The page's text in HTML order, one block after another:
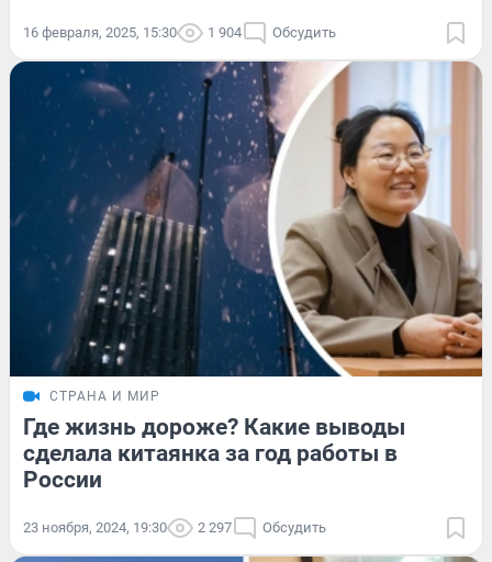
16 февраля, 2025, 15:30 1 904 Обсудить
СТРАНА И МИР
Где жизнь дороже? Какие выводы
сделала китаянка за год работы в
России
23 ноября, 2024, 19:30 2 297 Обсудить